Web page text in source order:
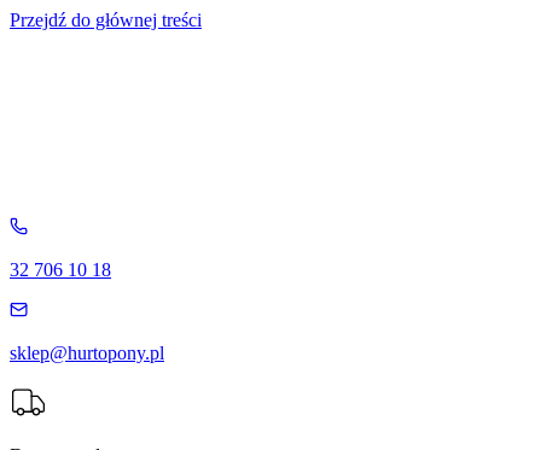
Przejdź do głównej treści
32 706 10 18
sklep@hurtopony.pl